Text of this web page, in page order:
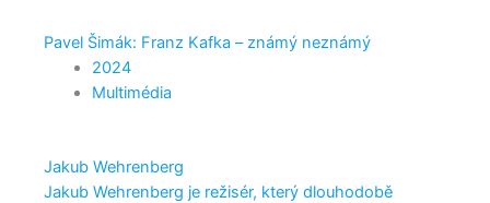
Pavel Šimák: Franz Kafka – známý neznámý
2024
Multimédia
Jakub Wehrenberg
Jakub Wehrenberg je režisér, který dlouhodobě